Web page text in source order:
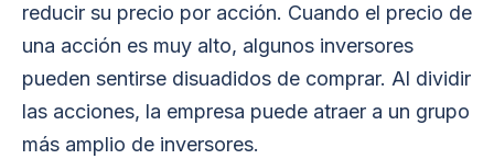
reducir su precio por acción. Cuando el precio de
una acción es muy alto, algunos inversores
pueden sentirse disuadidos de comprar. Al dividir
las acciones, la empresa puede atraer a un grupo
más amplio de inversores.